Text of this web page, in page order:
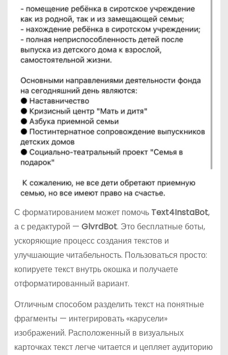
С форматированием может помочь Text4InstaBot,
а с редактурой — GlvrdBot. Это бесплатные боты,
ускоряющие процесс создания текстов и
улучшающие читабельность. Пользоваться просто:
копируете текст внутрь окошка и получаете
отформатированный вариант.
Отличным способом разделить текст на понятные
фрагменты — интегрировать «карусели»
изображений. Расположенный в визуальных
карточках текст легче читается и цепляет аудиторию